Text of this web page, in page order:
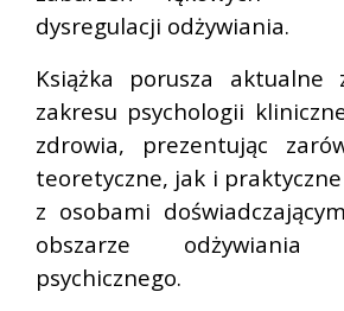
dysregulacji odżywiania.
Książka porusza aktualne
zakresu psychologii
zdrowia, prezentując
teoretyczne, jak i
z osobami
obszarze
psychicznego.